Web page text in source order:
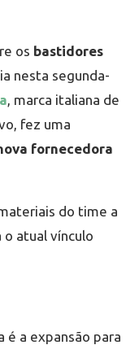
os bastidores
nesta segunda-
, marca italiana de
fez uma
fornecedora
do time a
atual vínculo
é a expansão para